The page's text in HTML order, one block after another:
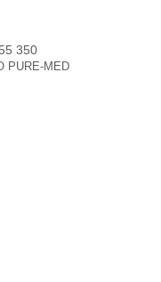
350
PURE-MED